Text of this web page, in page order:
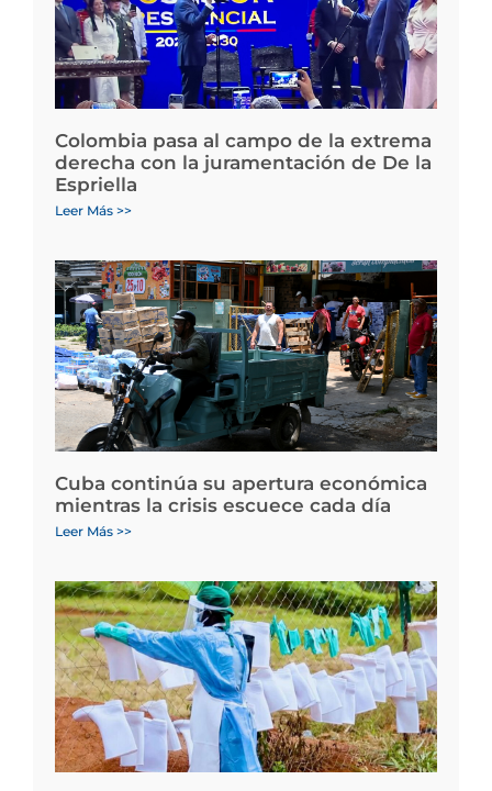
Colombia pasa al campo de la extrema
derecha con la juramentación de De la
Espriella
Leer Más >>
Cuba continúa su apertura económica
mientras la crisis escuece cada día
Leer Más >>